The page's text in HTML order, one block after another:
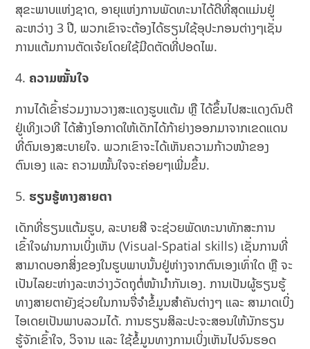
ສຸຂະພາບແຫ່ງຊາດ, ອາຍຸແຫ່ງການພັດທະນາໄດ້ດີທີ່ສຸດແມ່ນຢູ່
ລະຫວ່າງ 3 ປີ, ພວກເຂົາຈະຕ້ອງໄດ້ຮຽນໃຊ້ອຸປະກອນຕ່າງໆເຊັ່ນ
ການແຕ້ມການຕັດເຈ້ຍໂດຍໃຊ້ມີດຕັດທີ່ປອດໄພ.
ຄວາມໝັ້ນໃຈ
ການໄດ້ເຂົ້າຮ່ວມງານວາງສະແດງຮູບແຕ້ມ ຫຼື ໄດ້ຂຶ້ນໄປສະແດງດົນຕີ
ຢູ່ເທິງເວທີ ໄດ້ສ້າງໂອກາດໃຫ້ເດັກໄດ້ກ້າຍ່າງອອກມາຈາກເຂດແດນ
ທີ່ຕົນເອງສະບາຍໃຈ. ພວກເຂົາຈະໄດ້ເຫັນຄວາມກ້າວໜ້າຂອງ
ຕົນເອງ ແລະ ຄວາມໝັ້ນໃຈຈະຄ່ອຍໆເພີ່ມຂຶ້ນ.
ຮຽນຮູ້ທາງສາຍຕາ
ເດັກທີ່ຮຽນແຕ້ມຮູບ, ລະບາຍສີ ຈະຊ່ວຍພັດທະນາທັກສະການ
ເຂົ້າໃຈຜ່ານການເບິ່ງເຫັນ (Visual-Spatial skills) ເຊັ່ນການທີ່
ສາມາດບອກສິ່ງຂອງໃນຮູບພາບນັ້ນຢູ່ຫ່າງຈາກຕົນເອງເທົ່າໃດ ຫຼື ຈະ
ເປັນໄລຍະຫ່າງລະຫວ່າງວັດຖຸຕໍ່ໜ້ານຳກັນເອງ. ການເປັນຜູ້ຮຽນຮູ້
ທາງສາຍຕາຍັງຊ່ວຍໃນການຈື່ຈຳຂໍ້ມູນສຳຄັນຕ່າງໆ ແລະ ສາມາດເບິ່ງ
ໄອເດຍເປັນພາບລວມໄດ້. ການຮຽນສິລະປະຈະສອນໃຫ້ນັກຮຽນ
ຮູ້ຈັກເຂົ້າໃຈ, ວິຈານ ແລະ ໃຊ້ຂໍ້ມູນທາງການເບິ່ງເຫັນໄປຈົນຮອດ